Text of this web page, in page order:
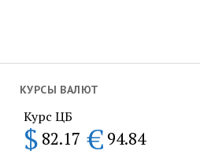
КУРСЫ ВАЛЮТ
Курс ЦБ
$ 82.17 € 94.84